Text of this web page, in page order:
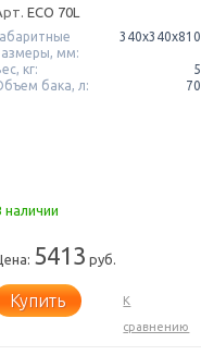
ECO 70L
мм:
340x340x810
кг:
5
бака, л:
70
наличии
5413 руб.
Купить
К
сравнению